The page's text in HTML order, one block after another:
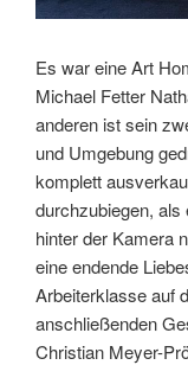
Es war eine Art
Michael Fetter
anderen ist sein
und Umgebung
komplett
durchzubiegen, als
hinter der Kamera
eine endende
Arbeiterklasse auf
anschließenden
Christian Meyer-